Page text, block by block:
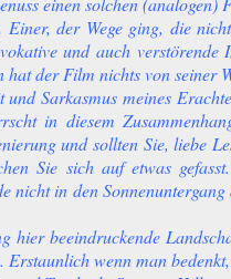
der Wege ging, die
und auch verstörende
hat der Film nichts von seiner
Sarkasmus meines
in diesem
und sollten Sie, liebe
Sie sich auf etwas
in den Sonnenuntergang
beeindruckende
wenn man